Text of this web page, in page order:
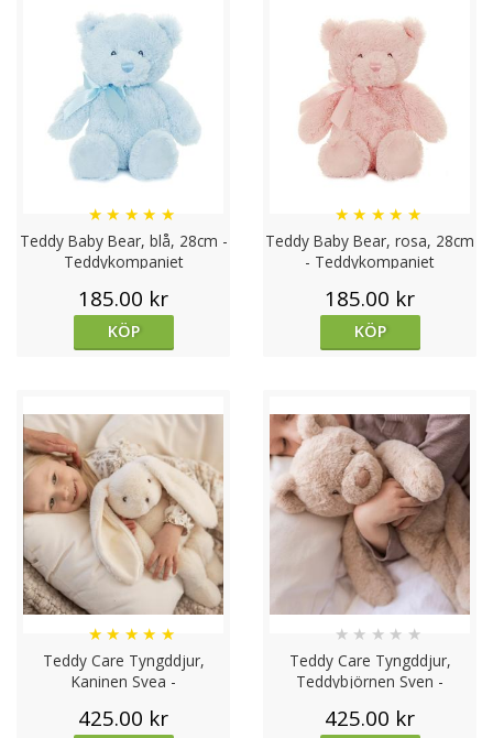
Teddy Baby Bear, blå, 28cm -
Teddykompaniet
★ ★ ★ ★ ★
185.00 kr
KÖP
Teddy Baby Bear, rosa, 28cm
- Teddykompaniet
★ ★ ★ ★ ★
185.00 kr
KÖP
Teddy Care Tyngddjur,
Kaninen Svea -
★ ★ ★ ★ ★
425.00 kr
Teddy Care Tyngddjur,
Teddybjörnen Sven -
★ ★ ★ ★ ★
425.00 kr